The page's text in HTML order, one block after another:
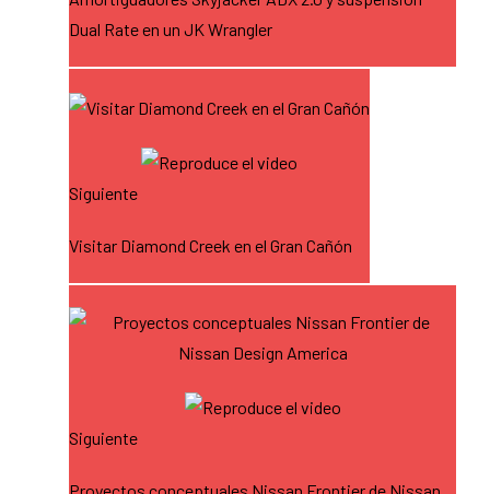
Dual Rate en un JK Wrangler
Siguiente
Visitar Diamond Creek en el Gran Cañón
Siguiente
Proyectos conceptuales Nissan Frontier de Nissan